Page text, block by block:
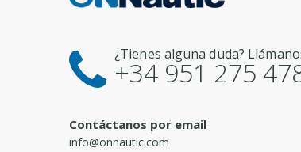
¿Tienes alguna duda?
+34 951 275
Contáctanos por email
info@onnautic.com